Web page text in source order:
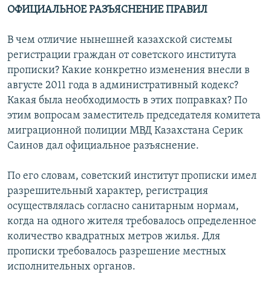
ОФИЦИАЛЬНОЕ РАЗЪЯСНЕНИЕ ПРАВИЛ
В чем отличие нынешней казахской системы
регистрации граждан от советского института
прописки? Какие конкретно изменения внесли в
августе 2011 года в административный кодекс?
Какая была необходимость в этих поправках? По
этим вопросам заместитель председателя комитета
миграционной полиции МВД Казахстана Серик
Саинов дал официальное разъяснение.
По его словам, советский институт прописки имел
разрешительный характер, регистрация
осуществлялась согласно санитарным нормам,
когда на одного жителя требовалось определенное
количество квадратных метров жилья. Для
прописки требовалось разрешение местных
исполнительных органов.